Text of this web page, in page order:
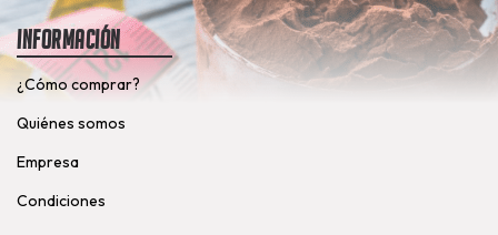
Información
¿Cómo comprar?
Quiénes somos
Empresa
Condiciones